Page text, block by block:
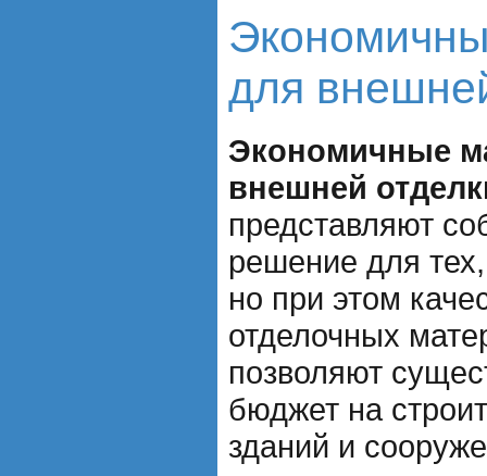
для
Экономичные
внешней
представляют
решение для
но при этом
отделочных
позволяют
бюджет на
зданий и